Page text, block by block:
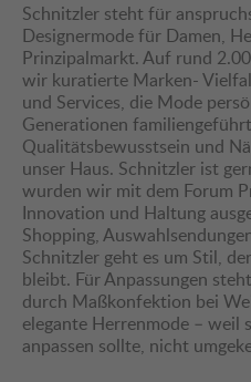
Schnitzler steht für
Designermode für Damen,
Prinzipalmarkt. Auf rund
wir kuratierte Marken-
und Services, die Mode
Generationen
Qualitätsbewusstsein und
unser Haus. Schnitzler ist
wurden wir mit dem Forum
Innovation und Haltung
Shopping,
Schnitzler geht es um Stil,
bleibt. Für Anpassungen
durch Maßkonfektion bei
elegante Herrenmode – weil
anpassen sollte, nicht